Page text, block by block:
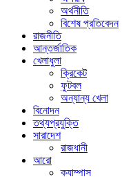
অর্থনীতি
বিশেষ প্রতিবেদন
রাজনীতি
আন্তর্জাতিক
খেলাধুলা
ক্রিকেট
ফুটবল
অন্যান্য খেলা
বিনোদন
তথ্যপ্রযুক্তি
সারাদেশ
রাজধানী
আরো
ক্যাম্পাস